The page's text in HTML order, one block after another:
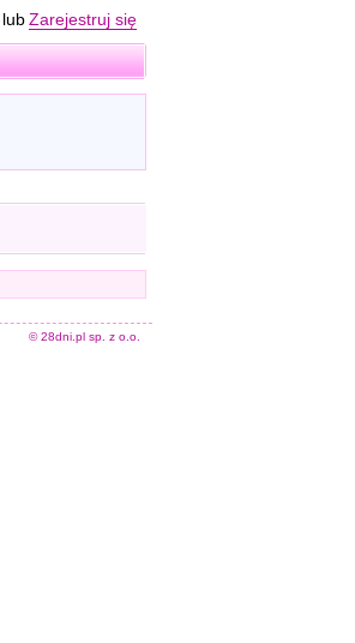
lub Zarejestruj się
© 28dni.pl sp. z o.o.